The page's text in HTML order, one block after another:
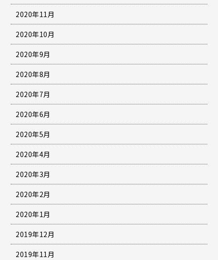
2020年11月
2020年10月
2020年9月
2020年8月
2020年7月
2020年6月
2020年5月
2020年4月
2020年3月
2020年2月
2020年1月
2019年12月
2019年11月